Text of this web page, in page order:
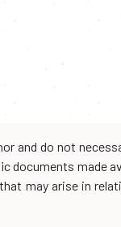
and do not
made
may arise in